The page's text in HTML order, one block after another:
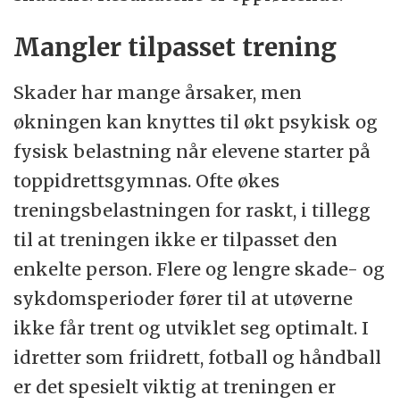
Mangler tilpasset trening
Skader har mange årsaker, men
økningen kan knyttes til økt psykisk og
fysisk belastning når elevene starter på
toppidrettsgymnas. Ofte økes
treningsbelastningen for raskt, i tillegg
til at treningen ikke er tilpasset den
enkelte person. Flere og lengre skade- og
sykdomsperioder fører til at utøverne
ikke får trent og utviklet seg optimalt. I
idretter som friidrett, fotball og håndball
er det spesielt viktig at treningen er